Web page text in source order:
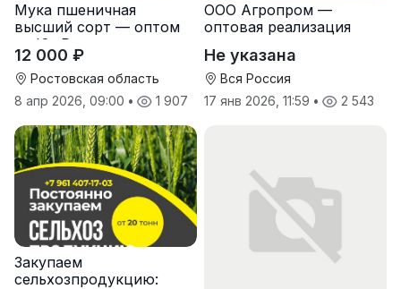
Мука пшеничная
высший сорт — оптом
от Юг Руси
12 000 ₽
Ростовская область
8 апр 2026, 09:00 • 1 907
ООО Агропром —
оптовая реализация
экспорт
Не указана
Вся Россия
17 янв 2026, 11:59 • 2 543
Закупаем
сельхозпродукцию: